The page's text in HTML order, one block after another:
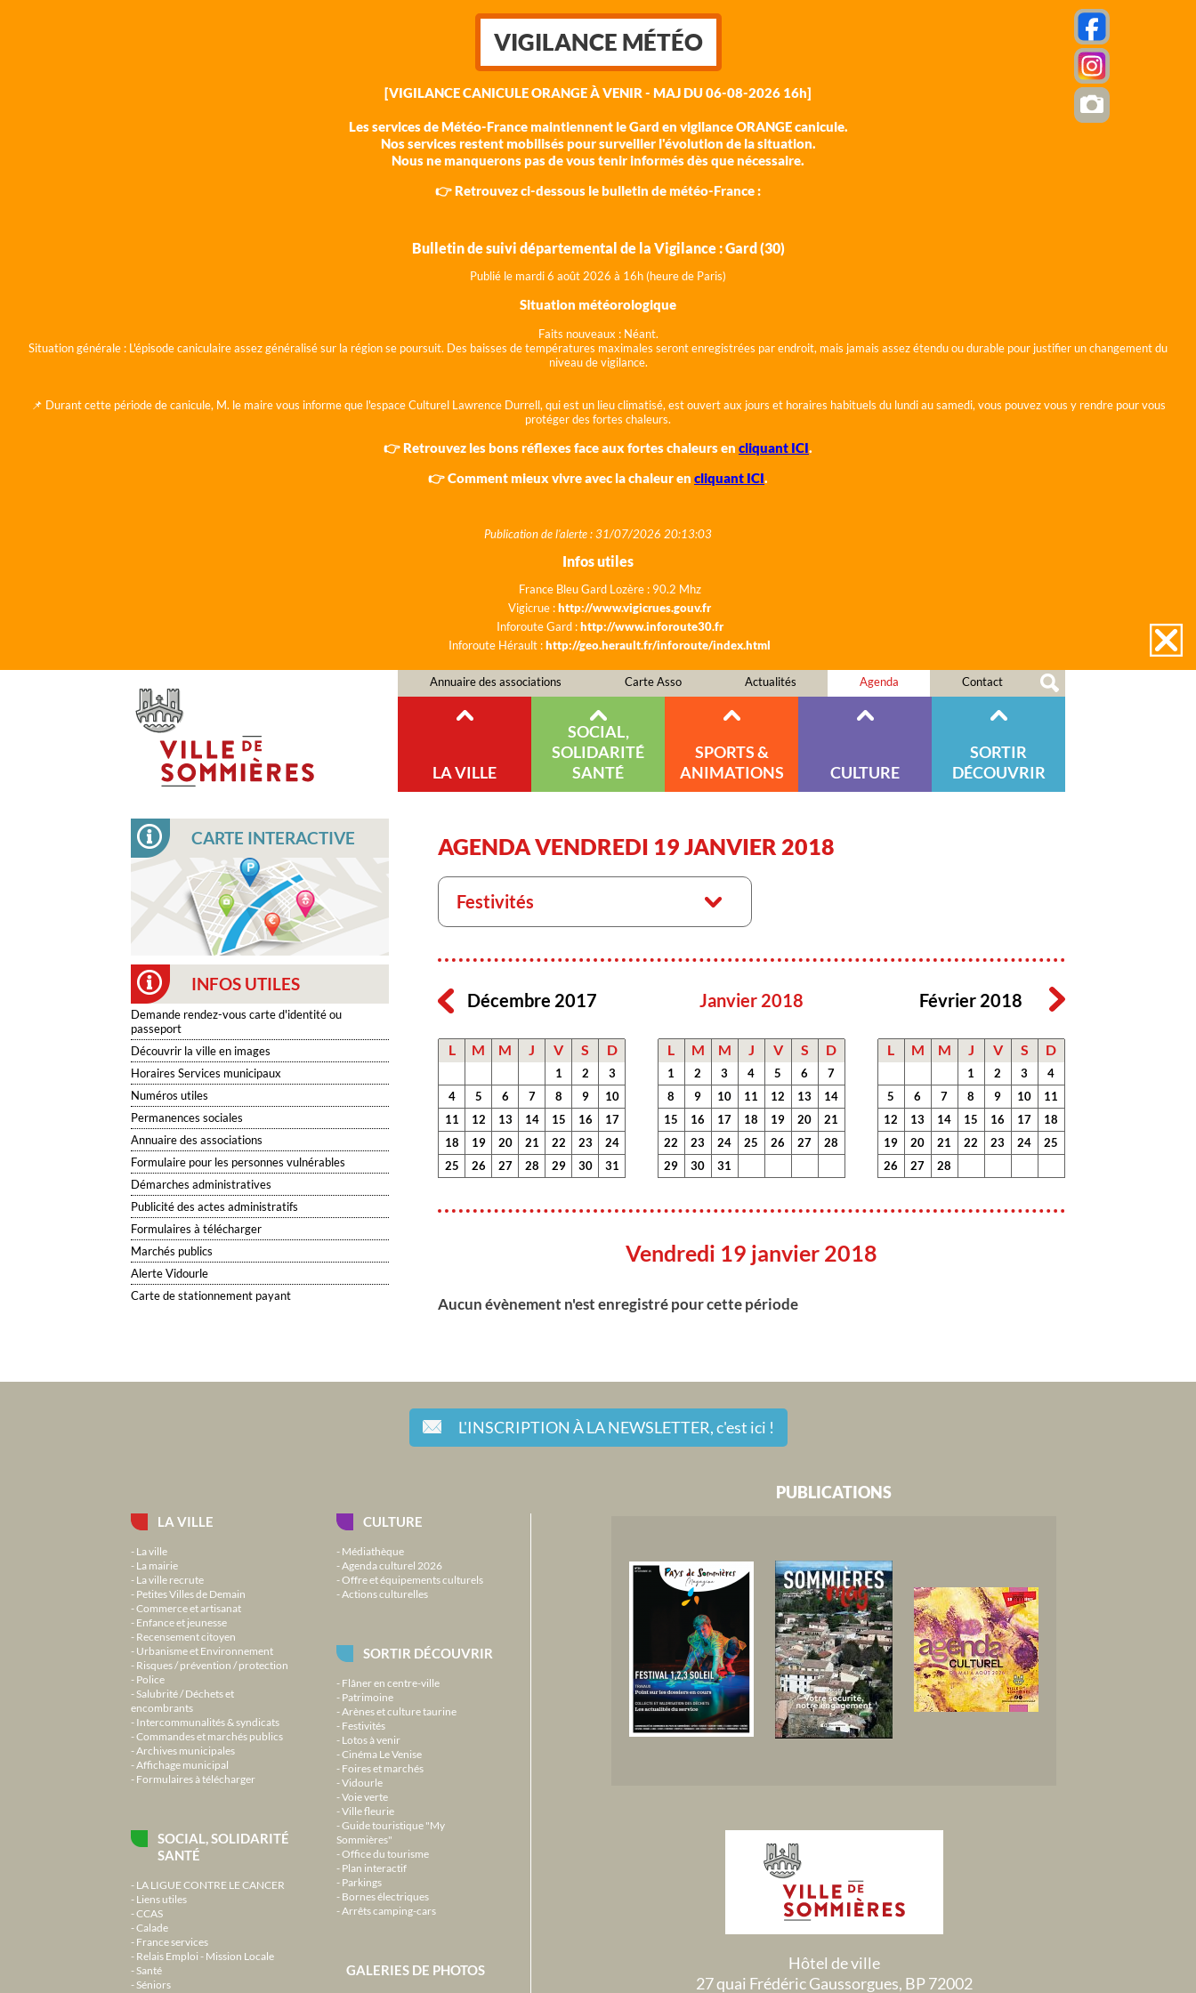
VIGILANCE MÉTÉO
[VIGILANCE CANICULE ORANGE À VENIR - MAJ DU 06-08-2026 16h]
Les services de Météo-France maintiennent le Gard en vigilance ORANGE canicule.
Nos services restent mobilisés pour surveiller l'évolution de la situation.
Nous ne manquerons pas de vous tenir informés dès que nécessaire.
👉 Retrouvez ci-dessous le bulletin de météo-France :
Bulletin de suivi départemental de la Vigilance : Gard (30)
Publié le mardi 6 août 2026 à 16h (heure de Paris)
Situation météorologique
Faits nouveaux : Néant.
Situation générale : L'épisode caniculaire assez généralisé sur la région se poursuit. Des baisses de températures maximales seront enregistrées par endroit, mais jamais assez étendu ou durable pour justifier un changement du
niveau de vigilance.
📌 Durant cette période de canicule, M. le maire vous informe que l'espace Culturel Lawrence Durrell, qui est un lieu climatisé, est ouvert aux jours et horaires habituels du lundi au samedi, vous pouvez vous y rendre pour vous
protéger des fortes chaleurs.
👉 Retrouvez les bons réflexes face aux fortes chaleurs en cliquant ICI.
👉 Comment mieux vivre avec la chaleur en cliquant ICI.
Publication de l'alerte : 31/07/2026 20:13:03
Infos utiles
France Bleu Gard Lozère : 90.2 Mhz
Vigicrue :http://www.vigicrues.gouv.fr
Inforoute Gard :http://www.inforoute30.fr
Inforoute Hérault :http://geo.herault.fr/inforoute/index.html
Annuaire des associations Carte Asso Actualités Agenda Contact
LA VILLE
SOCIAL,
SOLIDARITÉ
SANTÉ
SPORTS &
ANIMATIONS
CULTURE
SORTIR
DÉCOUVRIR
CARTE INTERACTIVE
INFOS UTILES
Demande rendez-vous carte d'identité ou
passeport
Découvrir la ville en images
Horaires Services municipaux
Numéros utiles
Permanences sociales
Annuaire des associations
Formulaire pour les personnes vulnérables
Démarches administratives
Publicité des actes administratifs
Formulaires à télécharger
Marchés publics
Alerte Vidourle
Carte de stationnement payant
AGENDA VENDREDI 19 JANVIER 2018
Festivités
Décembre 2017
L M M J V S D
1 2
3
4
5 6 7 8 9
10
11
12 13 14 15 16
17
18
19 20 21 22 23
24
25
26 27 28 29 30 31
Janvier 2018
L M M J V S D
1 2 3 4 5 6
7
8
9 10 11 12 13
14
15
16 17 18 19 20
21
22
23 24 25 26 27
28
29
30 31
Février 2018
L M M J V S D
1 2 3
4
5
6 7 8 9 10
11
12
13 14 15 16 17
18
19
20 21 22 23 24
25
26
27 28
Vendredi 19 janvier 2018
Aucun évènement n'est enregistré pour cette période
L'INSCRIPTION À LA NEWSLETTER,c'est ici !
LA VILLE
La ville
La mairie
La ville recrute
Petites Villes de Demain
Commerce et artisanat
Enfance et jeunesse
Recensement citoyen
Urbanisme et Environnement
Risques / prévention / protection
Police
Salubrité / Déchets et
encombrants
Intercommunalités & syndicats
Commandes et marchés publics
Archives municipales
Affichage municipal
Formulaires à télécharger
SOCIAL, SOLIDARITÉ
SANTÉ
LA LIGUE CONTRE LE CANCER
Liens utiles
CCAS
Calade
France services
Relais Emploi - Mission Locale
Santé
Séniors
CULTURE
Médiathèque
Agenda culturel 2026
Offre et équipements culturels
Actions culturelles
SORTIR DÉCOUVRIR
Flâner en centre-ville
Patrimoine
Arènes et culture taurine
Festivités
Lotos à venir
Cinéma Le Venise
Foires et marchés
Vidourle
Voie verte
Ville fleurie
Guide touristique "My
Sommières"
Office du tourisme
Plan interactif
Parkings
Bornes électriques
Arrêts camping-cars
GALERIES DE PHOTOS
PUBLICATIONS
Hôtel de ville
27 quai Frédéric Gaussorgues, BP 72002